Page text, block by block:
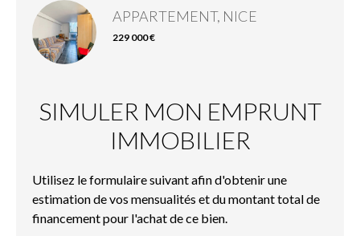
APPARTEMENT, NICE
229 000 €
SIMULER MON EMPRUNT
IMMOBILIER
Utilisez le formulaire suivant afin d'obtenir une
estimation de vos mensualités et du montant total de
financement pour l'achat de ce bien.